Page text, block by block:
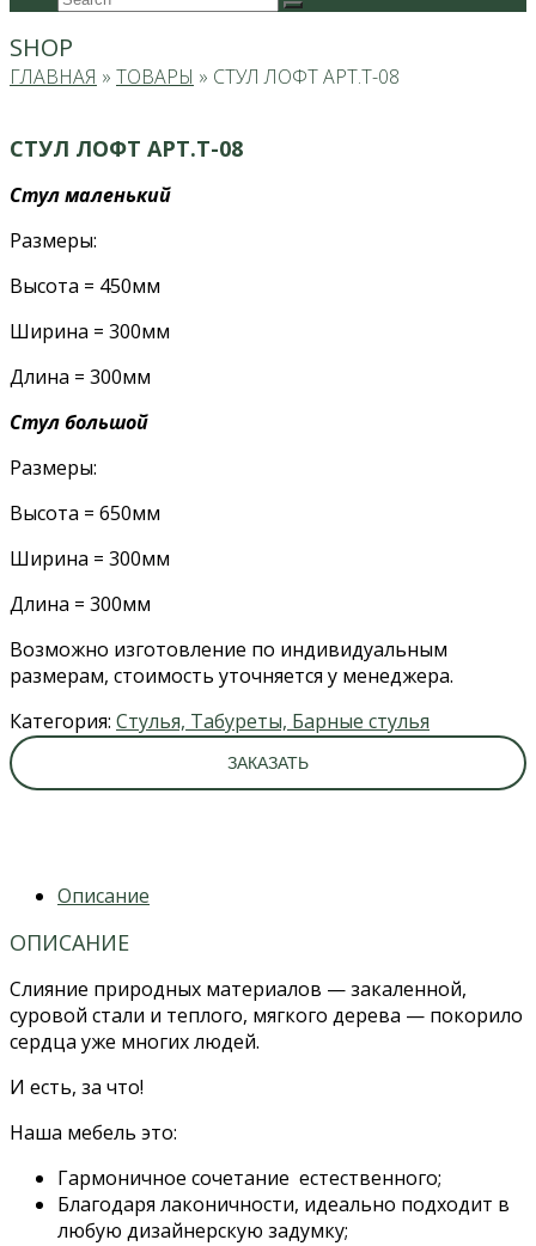
Submit
SHOP
ГЛАВНАЯ » ТОВАРЫ » СТУЛ ЛОФТ АРТ.Т-08
СТУЛ ЛОФТ АРТ.Т-08
Стул маленький
Размеры:
Высота = 450мм
Ширина = 300мм
Длина = 300мм
Стул большой
Размеры:
Высота = 650мм
Ширина = 300мм
Длина = 300мм
Возможно изготовление по индивидуальным
размерам, стоимость уточняется у менеджера.
Категория: Стулья, Табуреты, Барные стулья
ЗАКАЗАТЬ
Описание
ОПИСАНИЕ
Слияние природных материалов — закаленной,
суровой стали и теплого, мягкого дерева — покорило
сердца уже многих людей.
И есть, за что!
Наша мебель это:
Гармоничное сочетание естественного;
Благодаря лаконичности, идеально подходит в
любую дизайнерскую задумку;